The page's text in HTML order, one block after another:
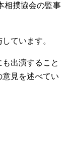
相撲協会の監事
ています。
出演すること
見を述べてい